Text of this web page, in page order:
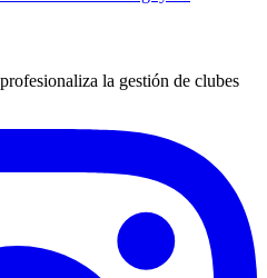
la gestión de clubes